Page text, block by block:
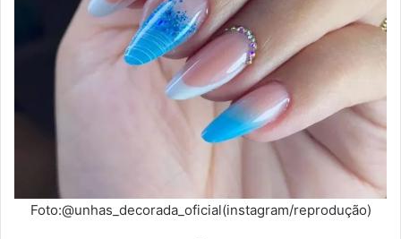
Foto:@unhas_decorada_oficial(instagram/reprodução)